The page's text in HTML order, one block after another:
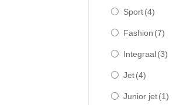
Sport (4)
Fashion (7)
Integraal (3)
Jet (4)
Junior jet (1)